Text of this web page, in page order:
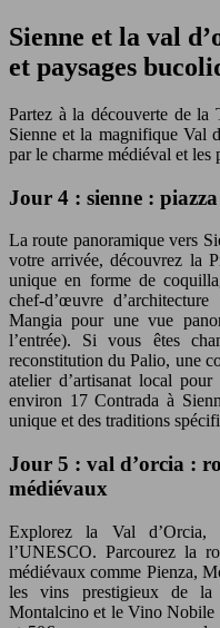
Sienne et la val
et paysages
Partez à la découverte de la
Sienne et la magnifique Val
par le charme médiéval et les
Jour 4 : sienne :
La route panoramique vers
votre arrivée, découvrez la
unique en forme de
chef-d’œuvre
Mangia pour une vue
l’entrée). Si vous êtes
reconstitution du Palio, une
atelier d’artisanat local
environ 17 Contrada à
unique et des traditions
Jour 5 : val d’orcia :
médiévaux
Explorez la Val d’Orcia,
l’UNESCO. Parcourez la
médiévaux comme Pienza,
les vins prestigieux de
Montalcino et le Vino Nobile